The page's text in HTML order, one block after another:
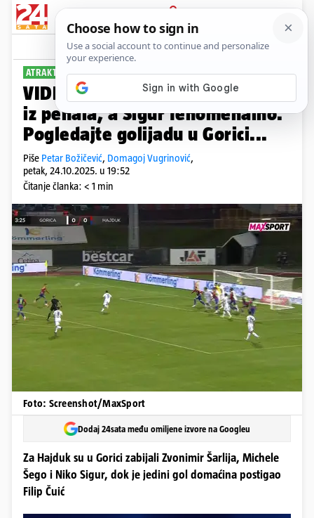
PRIJAVA
Sport Komentari
ATRAKTIVNA UTAKMICA
VIDEO Šarlija majstorski, Šego
iz penala, a Sigur fenomenalno.
Pogledajte golijadu u Gorici...
Piše Petar Božičević, Domagoj Vugrinović,
petak, 24.10.2025. u 19:52
Čitanje članka: < 1 min
Foto: Screenshot/MaxSport
Dodaj 24sata među omiljene izvore na Googleu
Za Hajduk su u Gorici zabijali Zvonimir Šarlija, Michele
Šego i Niko Sigur, dok je jedini gol domaćina postigao
Filip Čuić